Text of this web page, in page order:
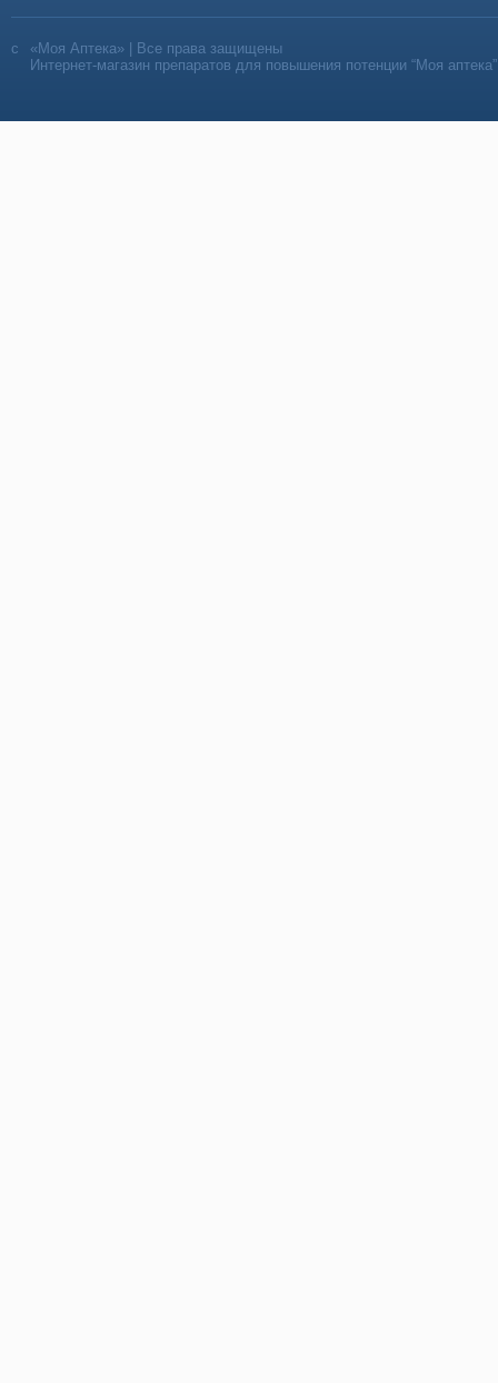
«Моя Аптека» | Все права защищены
Интернет-магазин препаратов для повышения потенции “Моя